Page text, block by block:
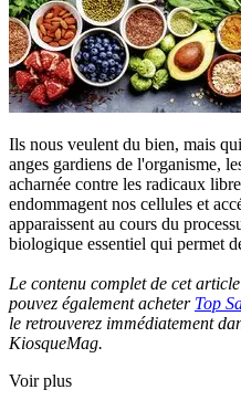
Ils nous veulent du bien, mais
anges gardiens de l'organisme,
acharnée contre les radicaux
endommagent nos cellules et
apparaissent au cours du
biologique essentiel qui permet
Le contenu complet de cet
pouvez également acheter Top
le retrouverez immédiatement
KiosqueMag.
Voir plus